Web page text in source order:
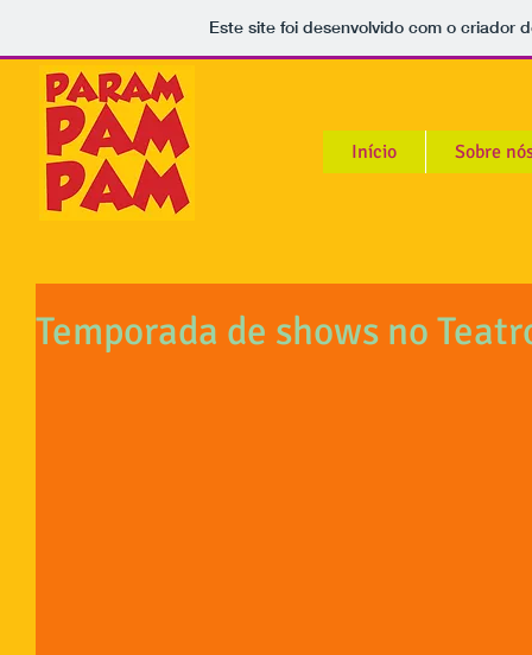
Este site foi desenvolvido com o criador
Início Sobre
Temporada de shows no